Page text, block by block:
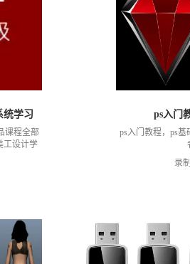
统学习
课程全部
工设计学
的 学员
ps入门
ps入门教程，ps
录